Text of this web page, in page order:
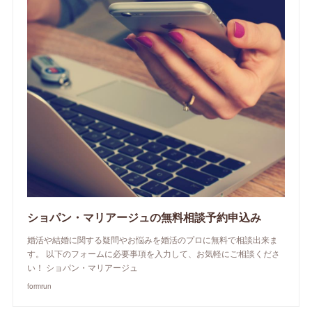
ショパン・マリアージュの無料相談予約申込み
婚活や結婚に関する疑問やお悩みを婚活のプロに無料で相談出来ま
す。 以下のフォームに必要事項を入力して、お気軽にご相談くださ
い！ ショパン・マリアージュ
formrun